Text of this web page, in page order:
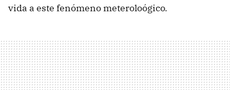
vida a este fenómeno meteroloógico.